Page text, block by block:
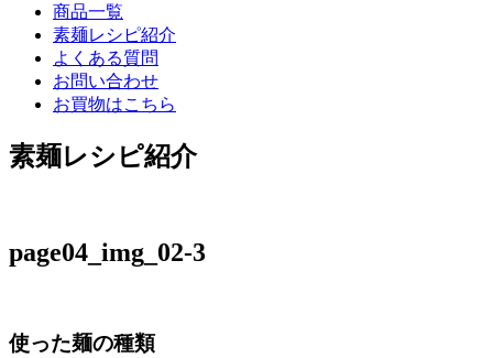
商品一覧
素麺レシピ紹介
よくある質問
お問い合わせ
お買物はこちら
素麺レシピ紹介
page04_img_02-3
使った麺の種類